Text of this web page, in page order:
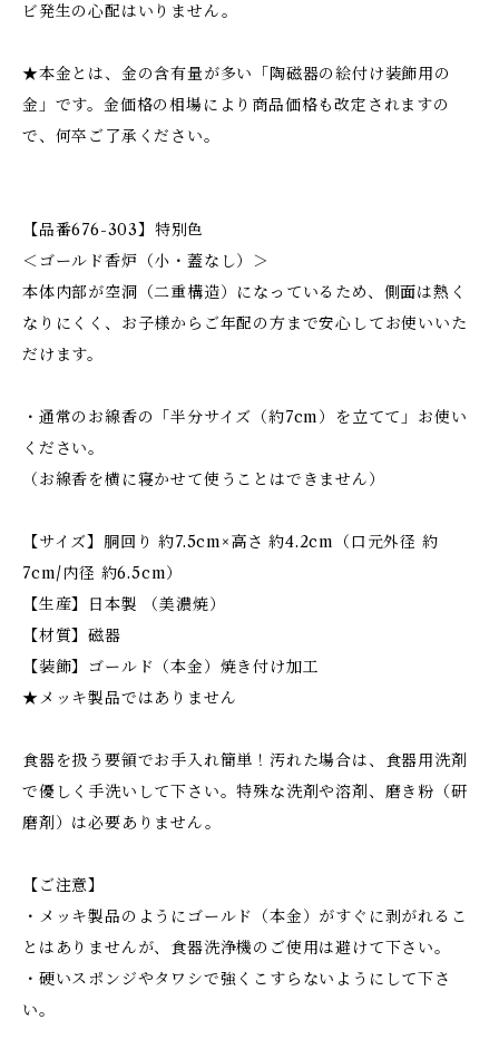
ビ発生の心配はいりません。
★本金とは、金の含有量が多い「陶磁器の絵付け装飾用の
金」です。金価格の相場により商品価格も改定されますの
で、何卒ご了承ください。
【品番676-303】特別色
＜ゴールド香炉（小・蓋なし）＞
本体内部が空洞（二重構造）になっているため、側面は熱く
なりにくく、お子様からご年配の方まで安心してお使いいた
だけます。
・通常のお線香の「半分サイズ（約7cm）を立てて」お使い
ください。
（お線香を横に寝かせて使うことはできません）
【サイズ】胴回り 約7.5cm×高さ 約4.2cm（口元外径 約
7cm/内径 約6.5cm）
【生産】日本製 （美濃焼）
【材質】磁器
【装飾】ゴールド（本金）焼き付け加工
★メッキ製品ではありません
食器を扱う要領でお手入れ簡単！汚れた場合は、食器用洗剤
で優しく手洗いして下さい。特殊な洗剤や溶剤、磨き粉（研
磨剤）は必要ありません。
【ご注意】
・メッキ製品のようにゴールド（本金）がすぐに剥がれるこ
とはありませんが、食器洗浄機のご使用は避けて下さい。
・硬いスポンジやタワシで強くこすらないようにして下さ
い。